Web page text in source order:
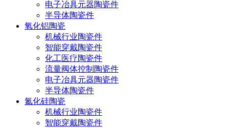
电子冶具元器陶瓷件
半导体陶瓷件
氧化铝陶瓷
机械行业陶瓷件
智能穿戴陶瓷件
化工医疗陶瓷件
流量阀体控制陶瓷件
电子冶具元器陶瓷件
半导体陶瓷件
氮化硅陶瓷
机械行业陶瓷件
智能穿戴陶瓷件